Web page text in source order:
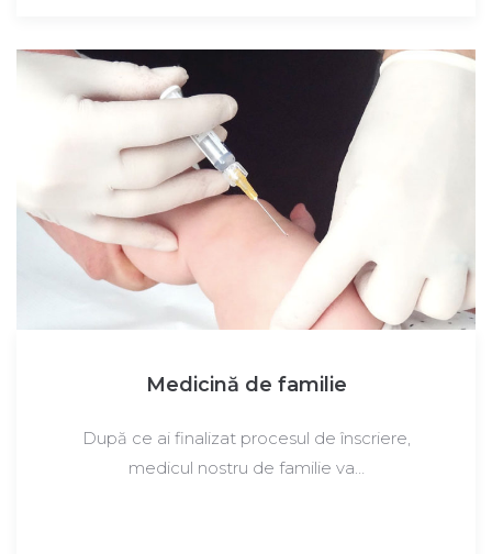
Medicină de familie
După ce ai finalizat procesul de înscriere,
medicul nostru de familie va…